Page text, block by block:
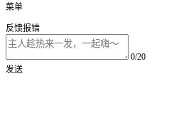
菜单
反馈报错
0/20
发送